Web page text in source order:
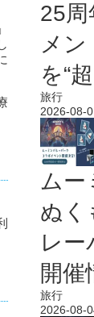
25周
メ
を“
旅行
2026-08-
ムー
ぬく
レー
開催
旅行
2026-08-